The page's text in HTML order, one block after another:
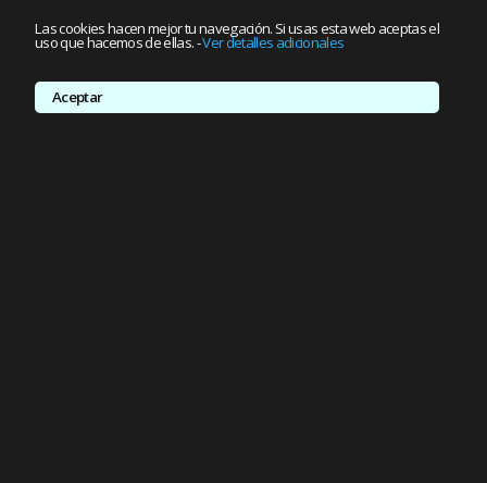
Las cookies hacen mejor tu navegación. Si usas esta web aceptas el
uso que hacemos de ellas.-Ver detalles adicionales
Aceptar